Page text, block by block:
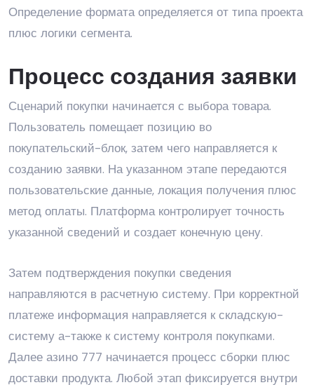
Определение формата определяется от типа проекта
плюс логики сегмента.
Процесс создания заявки
Сценарий покупки начинается с выбора товара.
Пользователь помещает позицию во
покупательский-блок, затем чего направляется к
созданию заявки. На указанном этапе передаются
пользовательские данные, локация получения плюс
метод оплаты. Платформа контролирует точность
указанной сведений и создает конечную цену.
Затем подтверждения покупки сведения
направляются в расчетную систему. При корректной
платеже информация направляется к складскую-
систему а-также к систему контроля покупками.
Далее азино 777 начинается процесс сборки плюс
доставки продукта. Любой этап фиксируется внутри